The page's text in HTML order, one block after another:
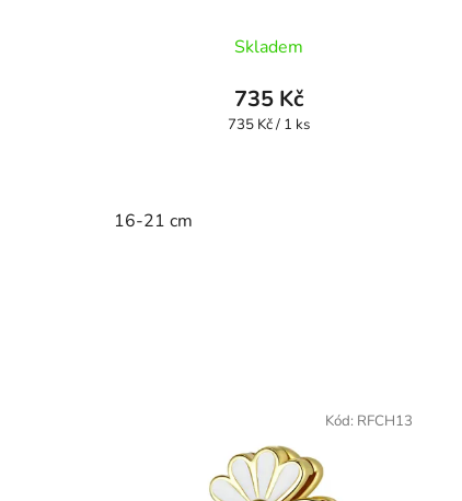
Skladem
735 Kč
Měrná
735 Kč / 1 ks
16-21 cm
Kód: RFCH13